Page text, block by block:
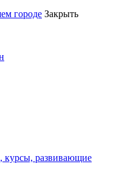
городе Закрыть
курсы, развивающие